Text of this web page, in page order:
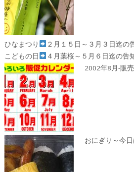
ひなまつり
２月１５日～３月３日迄の
こどもの日
４月葉桜～５月６日迄の告
2002年8月-販
おにぎり～今日